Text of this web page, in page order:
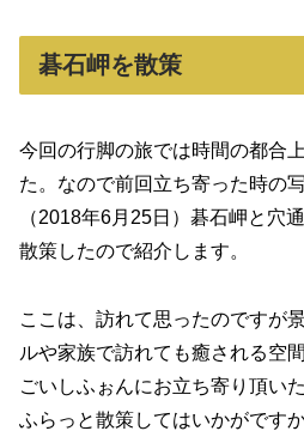
碁石岬を散策
今回の行脚の旅では時間の都合
た。なので前回立ち寄った時の
（‎2018‎年‎6‎月‎25‎日）碁石岬と穴
散策したので紹介します。
ここは、訪れて思ったのですが
ルや家族で訪れても癒される空
ごいしふぉんにお立ち寄り頂い
ふらっと散策してはいかがです